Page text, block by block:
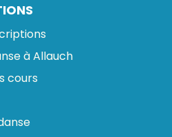
à Allauch
cours